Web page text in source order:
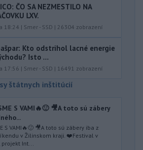
ČO SA NEZMESTILO NA
LXV.
18:24 | Smer - SSD | 26304 zobrazení
Kto odstrihol lacné energie
Isto ...
17:56 | Smer - SSD | 16491 zobrazení
štátnych inštitúcií
S VAMI🔥🙂 🎥A toto sú zábery
S VAMI🔥🙂 🎥A toto sú zábery iba z
v Žilinskom kraji. ❤️Festival v
projekt Int...